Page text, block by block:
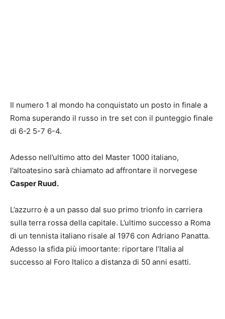
Il numero 1 al mondo ha conquistato un posto in finale a
Roma superando il russo in tre set con il punteggio finale
di 6-2 5-7 6-4.
Adesso nell’ultimo atto del Master 1000 italiano,
l’altoatesino sarà chiamato ad affrontare il norvegese
Casper Ruud.
L’azzurro è a un passo dal suo primo trionfo in carriera
sulla terra rossa della capitale. L’ultimo successo a Roma
di un tennista italiano risale al 1976 con Adriano Panatta.
Adesso la sfida più imoortante: riportare l’Italia al
successo al Foro Italico a distanza di 50 anni esatti.